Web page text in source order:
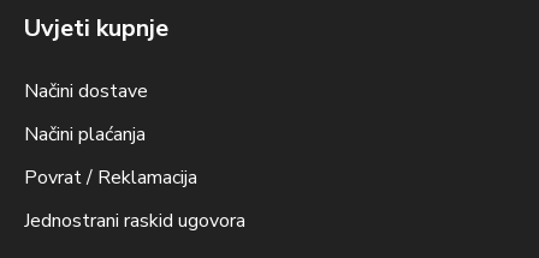
Uvjeti kupnje
Načini dostave
Načini plaćanja
Povrat / Reklamacija
Jednostrani raskid ugovora